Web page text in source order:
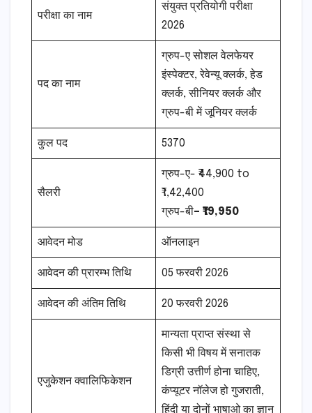
परीक्षा का नाम
संयुक्त प्रतियोगी परीक्षा
2026
पद का नाम
ग्रुप-ए सोशल वेलफेयर
इंस्पेक्टर, रेवेन्यू क्लर्क, हेड
क्लर्क, सीनियर क्लर्क और
ग्रुप-बी में जूनियर क्लर्क
कुल पद 5370
सैलरी
ग्रुप-ए- ₹44,900 to
₹1,42,400
ग्रुप-बी– ₹19,950
आवेदन मोड ऑनलाइन
आवेदन की प्रारम्भ तिथि 05 फरवरी 2026
आवेदन की अंतिम तिथि 20 फरवरी 2026
एजुकेशन क्वालिफिकेशन
मान्यता प्राप्त संस्था से
किसी भी विषय में सनातक
डिग्री उत्तीर्ण होना चाहिए,
कंप्यूटर नॉलेज हो गुजराती,
हिंदी या दोनों भाषाओ का ज्ञान